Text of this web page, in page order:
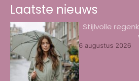
Laatste nieuws
Stijlvolle
6 augustus 2026